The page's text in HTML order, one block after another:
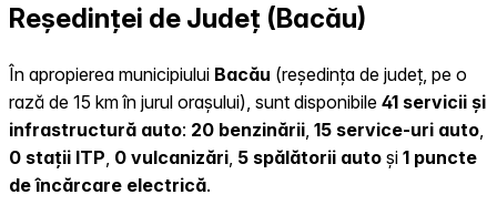
Reședinței de Județ (Bacău)
În apropierea municipiului Bacău (reședința de județ, pe o
rază de 15 km în jurul orașului), sunt disponibile 41 servicii și
infrastructură auto: 20 benzinării, 15 service-uri auto,
0 stații ITP, 0 vulcanizări, 5 spălătorii auto și 1 puncte
de încărcare electrică.